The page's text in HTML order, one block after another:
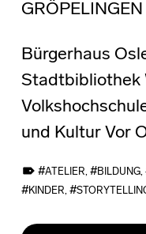
GRÖPELINGEN
Bürgerhaus
Stadtbibliothek
und Kultur Vor
ATELIER, BILDUNG,
KINDER,
Skip back to main navigation